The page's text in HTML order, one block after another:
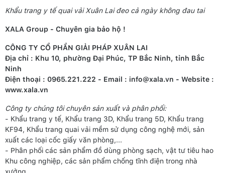
Khẩu trang y tế quai vải Xuân Lai đeo cả ngày không đau tai
XALA Group - Chuyên gia bảo hộ !
CÔNG TY CỔ PHẦN GIẢI PHÁP XUÂN LAI
Địa chỉ : Khu 10, phường Đại Phúc, TP Bắc Ninh, tỉnh Bắc
Ninh
Điện thoại : 0965.221.222 - Email : info@xala.vn - Website :
www.xala.vn
Công ty chúng tôi chuyên sản xuất và phân phối:
- Khẩu trang y tế, Khẩu trang 3D, Khẩu trang 5D, Khẩu trang
KF94, Khẩu trang quai vải mềm sử dụng công nghệ mới, sản
xuất các loại cốc giấy văn phòng,...
- Phân phối các sản phẩm đồ dùng phòng sạch, vật tư tiêu hao
Khu công nghiệp, các sản phẩm chống tĩnh điện trong nhà
xưởng,...